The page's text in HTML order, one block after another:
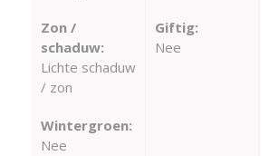
Zon /
schaduw:
Lichte schaduw
/ zon
Wintergroen:
Nee
Giftig:
Nee